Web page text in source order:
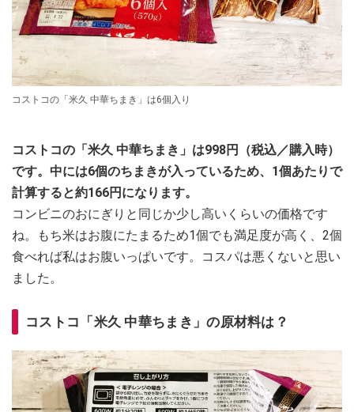
コストコの「米久 中華ちまき」は6個入り
コストコの「米久 中華ちまき」は998円（税込／購入時）
です。中には6個のちまきが入っているため、1個あたりで
計算すると約166円になります。
コンビニのおにぎりと同じか少し高いくらいの価格です
ね。もち米はお腹にたまるため1個でも満足度が高く、2個
食べれば私はお腹いっぱいです。コスパは悪くないと思い
ました。
コストコ「米久 中華ちまき」の原材料は？